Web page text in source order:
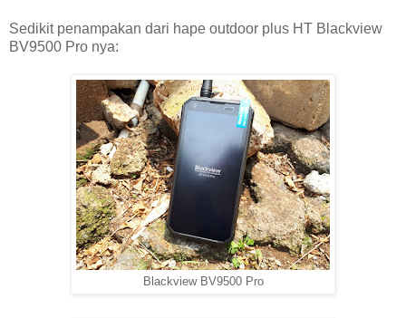
Sedikit penampakan dari hape outdoor plus HT Blackview
BV9500 Pro nya:
Blackview BV9500 Pro